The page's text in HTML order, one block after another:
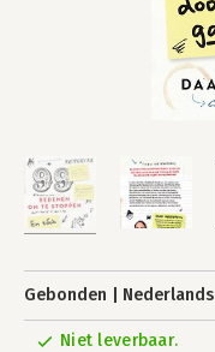
Gebonden Nederlands
Niet leverbaar.